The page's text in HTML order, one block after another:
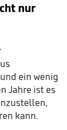
nur
ein wenig
Jahre ist es
kann.